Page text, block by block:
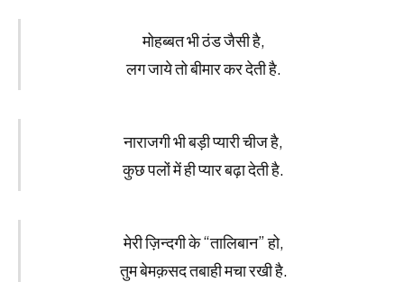
मोहब्बत भी ठंड जैसी है,
लग जाये तो बीमार कर देती है.
नाराजगी भी बड़ी प्यारी चीज है,
कुछ पलों में ही प्यार बढ़ा देती है.
मेरी ज़िन्दगी के “तालिबान” हो,
तुम बेमक़सद तबाही मचा रखी है.